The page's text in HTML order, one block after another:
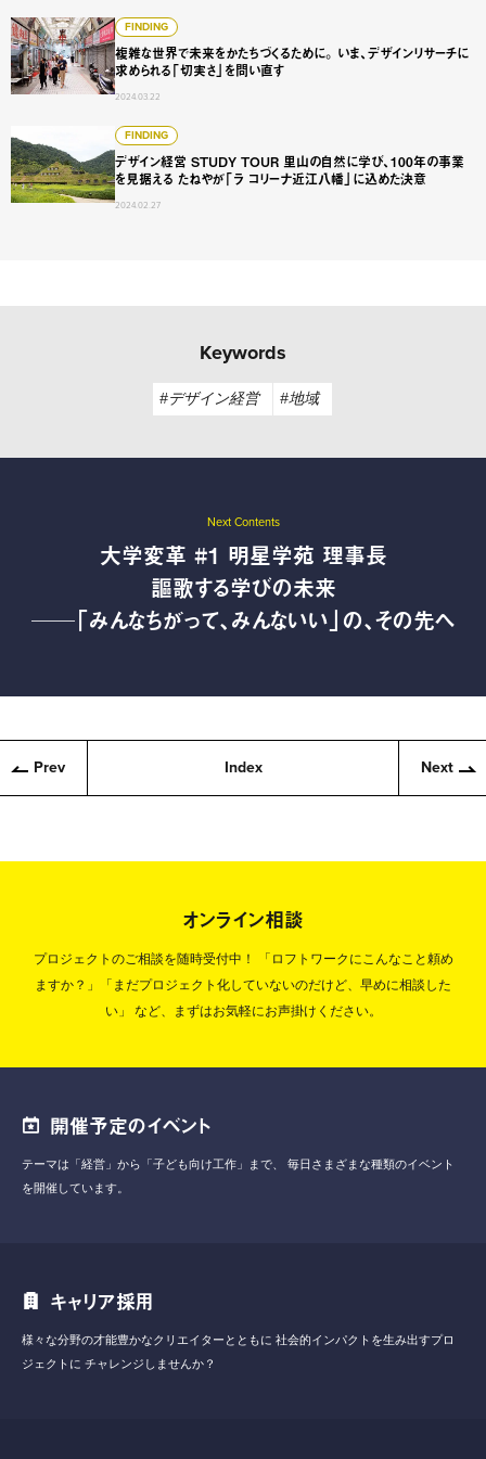
FINDING
複雑な世界で未来をかたちづくるために。 いま、デザインリサーチに
求められる「切実さ」を問い直す
2024.03.22
複雑な世界で未来をかたちづくるために。 いま、デザイン
FINDING
デザイン経営 STUDY TOUR 里山の自然に学び、100年の事業
を見据える たねやが「ラ コリーナ近江八幡」に込めた決意
2024.02.27
デザイン経営 STUDY TOUR 里山の自然に学び、100年の
Keywords
#デザイン経営 #地域
Next Contents
大学変革 #1 明星学苑 理事長
謳歌する学びの未来
──「みんなちがって、みんないい」の、その先へ
Prev Index Next
オンライン相談
プロジェクトのご相談を随時受付中！
「ロフトワークにこんなこと頼め
ますか？」「まだプロジェクト化していないのだけど、早めに相談した
い」
など、まずはお気軽にお声掛けください。
開催予定のイベント
テーマは「経営」から「子ども向け工作」まで、
毎日さまざまな種類のイベント
を開催しています。
キャリア採用
様々な分野の才能豊かなクリエイターとともに 社会的インパクトを生み出すプロ
ジェクトに チャレンジしませんか？